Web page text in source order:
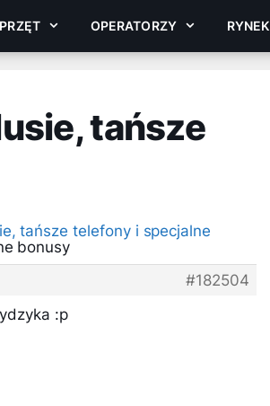
OPERATORZY RYNEK
tańsze
tańsze telefony i specjalne
bonusy
#182504
:p